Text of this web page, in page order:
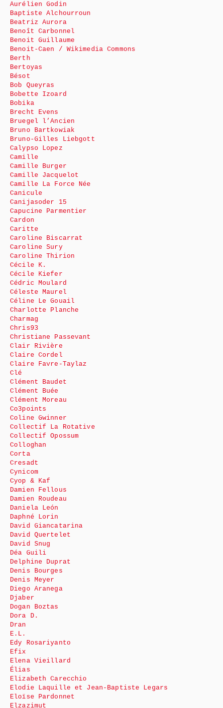
Aurélien Godin
Baptiste Alchourroun
Beatriz Aurora
Benoît Carbonnel
Benoit Guillaume
Benoit-Caen / Wikimedia Commons
Berth
Bertoyas
Bésot
Bob Queyras
Bobette Izoard
Bobika
Brecht Evens
Bruegel l’Ancien
Bruno Bartkowiak
Bruno-Gilles Liebgott
Calypso Lopez
Camille
Camille Burger
Camille Jacquelot
Camille La Force Née
Canicule
Canijasoder 15
Capucine Parmentier
Cardon
Caritte
Caroline Biscarrat
Caroline Sury
Caroline Thirion
Cécile K.
Cécile Kiefer
Cédric Moulard
Céleste Maurel
Céline Le Gouail
Charlotte Planche
Charmag
Chris93
Christiane Passevant
Clair Rivière
Claire Cordel
Claire Favre-Taylaz
Clé
Clément Baudet
Clément Buée
Clément Moreau
Co3points
Coline Gwinner
Collectif La Rotative
Collectif Opossum
Colloghan
Corta
Cresadt
Cynicom
Cyop & Kaf
Damien Fellous
Damien Roudeau
Daniela León
Daphné Lorin
David Giancatarina
David Quertelet
David Snug
Déa Guili
Delphine Duprat
Denis Bourges
Denis Meyer
Diego Aranega
Djaber
Dogan Boztas
Dora D.
Dran
E.L.
Edy Rosariyanto
Efix
Elena Vieillard
Élias
Elizabeth Carecchio
Elodie Laquille et Jean-Baptiste Legars
Eloïse Pardonnet
Elzazimut